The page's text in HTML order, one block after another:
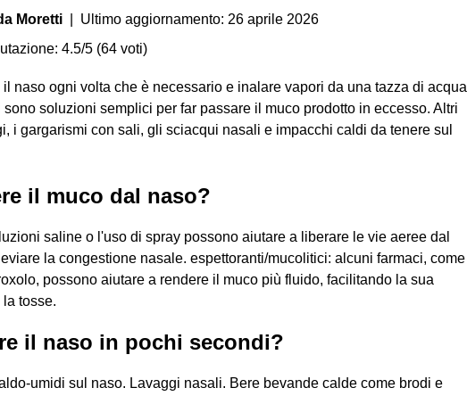
Moretti | Ultimo aggiornamento: 26 aprile 2026
4.5/5 (64 voti)
naso ogni volta che è necessario e inalare vapori da una tazza di acqua
soluzioni semplici per far passare il muco prodotto in eccesso. Altri
i gargarismi con sali, gli sciacqui nasali e impacchi caldi da tenere sul
il muco dal naso?
saline o l'uso di spray possono aiutare a liberare le vie aeree dal
la congestione nasale. espettoranti/mucolitici: alcuni farmaci, come
possono aiutare a rendere il muco più fluido, facilitando la sua
tosse.
il naso in pochi secondi?
umidi sul naso. Lavaggi nasali. Bere bevande calde come brodi e